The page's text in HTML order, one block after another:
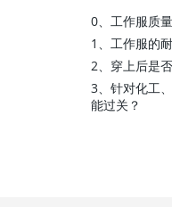
0、工作服质
1、工作服的
2、穿上后是
3、针对化工
能过关？